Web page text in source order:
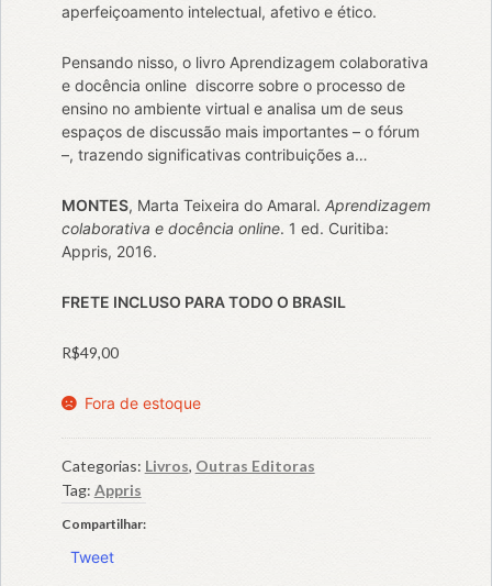
aperfeiçoamento intelectual, afetivo e ético.
Pensando nisso, o livro Aprendizagem colaborativa
e docência online discorre sobre o processo de
ensino no ambiente virtual e analisa um de seus
espaços de discussão mais importantes – o fórum
–, trazendo significativas contribuições a…
MONTES, Marta Teixeira do Amaral. Aprendizagem
colaborativa e docência online. 1 ed. Curitiba:
Appris, 2016.
FRETE INCLUSO PARA TODO O BRASIL
R$49,00
Fora de estoque
Categorias: Livros, Outras Editoras
Tag: Appris
Compartilhar:
Tweet